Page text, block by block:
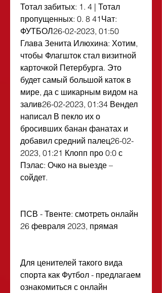
Тотал забитых: 1. 4 | Тотал
пропущенных: 0. 8 41Чат:
ФУТБОЛ26-02-2023, 01:50
Глава Зенита Илюхина: Хотим,
чтобы Флагшток стал визитной
карточкой Петербурга. Это
будет самый большой каток в
мире, да с шикарным видом на
залив26-02-2023, 01:34 Вендел
написал В пекло их о
бросивших банан фанатах и
добавил средний палец26-02-
2023, 01:21 Клопп про 0:0 с
Пэлас: Очко на выезде –
сойдет.
ПСВ - Твенте: смотреть онлайн
26 февраля 2023, прямая
Для ценителей такого вида
спорта как Футбол - предлагаем
ознакомиться с онлайн